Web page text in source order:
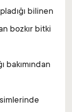
bilinen
bozkır bitki
bakımından